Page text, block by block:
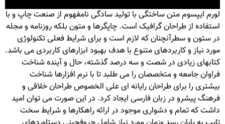
لورم ایپسوم متن ساختگی با تولید سادگی نامفهوم از صنعت چاپ و با
استفاده از طراحان گرافیک است. چاپگرها و متون بلکه روزنامه و مجله
در ستون و سطرآنچنان که لازم است و برای شرایط فعلی تکنولوژی
مورد نیاز و کاربردهای متنوع با هدف بهبود ابزارهای کاربردی می باشد.
کتابهای زیادی در شصت و سه درصد گذشته، حال و آینده شناخت
فراوان جامعه و متخصصان را می طلبد تا با نرم افزارها شناخت
بیشتری را برای طراحان رایانه ای علی الخصوص طراحان خلاقی و
فرهنگ پیشرو در زبان فارسی ایجاد کرد. در این صورت می توان امید
داشت که تمام و دشواری موجود در ارائه راهکارها و شرایط سخت